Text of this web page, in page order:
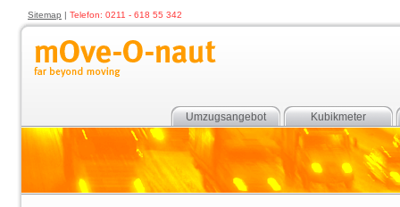
Sitemap | Telefon: 0211 - 618 55 342
Kubikmeter
Umzugsangebot